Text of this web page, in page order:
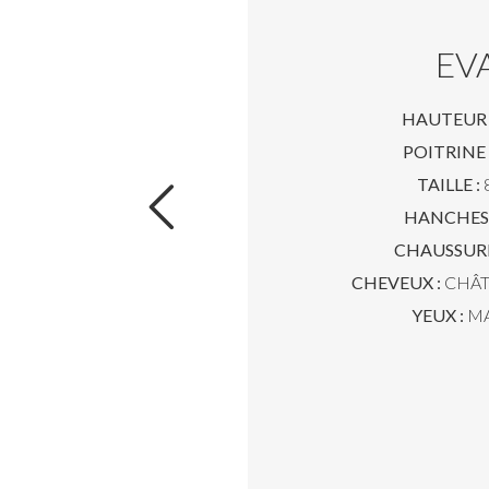
HAUTEUR
POITRINE
TAILLE :
CHEVEUX :
YEUX :